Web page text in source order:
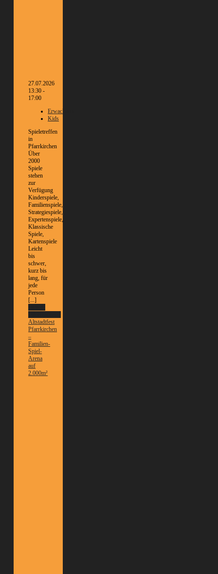
27.07.2026
13:30 -
17:00
Erwachsene
Kids
Spieletreffen
in
Pfarrkirchen
Über
2000
Spiele
stehen
zur
Verfügung
Kinderspiele,
Familienspiele,
Strategiespiele,
Expertenspiele,
Klassische
Spiele,
Kartenspiele
Leicht
bis
schwer,
kurz bis
lang, für
jede
Person
[...]
Altstadtfest
Pfarrkirchen
–
Familien-
Spiel-
Arena
auf
2.000m²